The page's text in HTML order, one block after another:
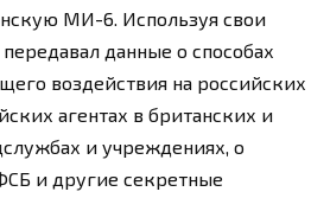
МИ-6. Используя свои
данные о способах
воздействия на российских
агентах в британских и
и учреждениях, о
и другие секретные